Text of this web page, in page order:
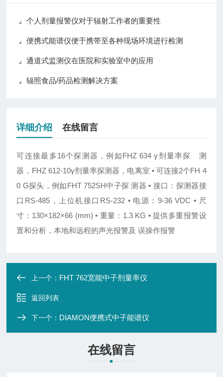
个人剂量报警仪对于辐射工作者的重要性
便携式能谱仪便于携带至各种现场环境进行检测
通道式监测仪在医院和实验室中的应用
辐照食品/药品检测解决方案
详细介绍 在线留言
可连接最多16个探测器，例如FHZ 634 γ剂量率探
测
器，FHZ 612-10γ剂量率探测器，电离室 • 可连接2个FH 4
0 G探头，例如FHT 752SH中子探测器• 接口：探测器接
口RS-485，上位机接口RS-232 • 电源：9-36 VDC • 尺
寸：130×182×66 (mm)• 重量：1.3 KG •提供多重报警设
置和分析，本地和远程的声光报警及误操作报警
上一个： FHT 762宽能中子剂量率仪
返回列表
下一个： DIAMON便携式中子能谱仪
在线留言